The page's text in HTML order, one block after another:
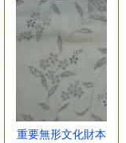
重要無形文化財本